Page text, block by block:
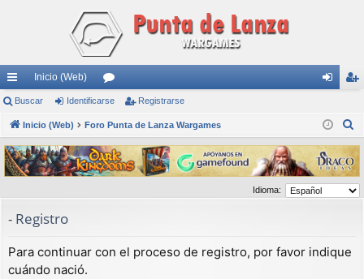
nl
ac
es
rá
pi
do
s
Inicio (Web)
or
os nti
fic
ar
se
ist
ra
rs
e
Buscar Identificarse Registrarse
Inicio (Web) Foro Punta de Lanza Wargames
s
c
a
Idioma:
- Registro
Para continuar con el proceso de registro, por favor indique
cuándo nació.